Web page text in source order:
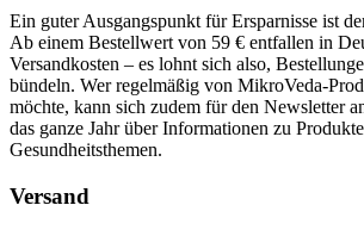
Ein guter Ausgangspunkt für Ersparnisse ist
Ab einem Bestellwert von 59 € entfallen in
Versandkosten – es lohnt sich also,
bündeln. Wer regelmäßig von MikroVeda-
möchte, kann sich zudem für den Newsletter
das ganze Jahr über Informationen zu
Gesundheitsthemen.
Versand